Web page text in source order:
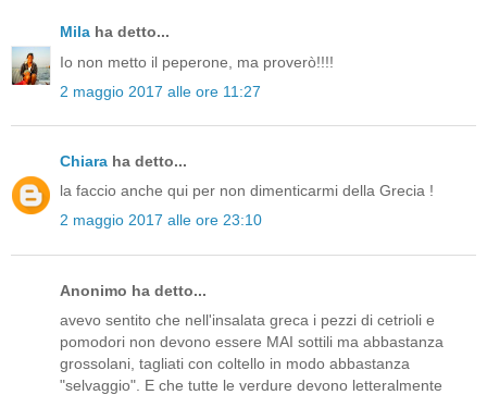
Mila ha detto...
Io non metto il peperone, ma proverò!!!!
2 maggio 2017 alle ore 11:27
Chiara ha detto...
la faccio anche qui per non dimenticarmi della Grecia !
2 maggio 2017 alle ore 23:10
Anonimo ha detto...
avevo sentito che nell'insalata greca i pezzi di cetrioli e
pomodori non devono essere MAI sottili ma abbastanza
grossolani, tagliati con coltello in modo abbastanza
"selvaggio". E che tutte le verdure devono letteralmente